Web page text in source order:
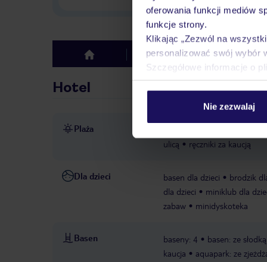
oferowania funkcji mediów
funkcje strony.
Klikając „Zezwól na
personalizować swój wybór
Szczegółowe informacje o
Nie zezwalaj
top Hotel Opinie
Hotel
Plaża
ulicą
ręczniki za kaucją
Dla dzieci basen dla dzieci brodzik
dla dzieci
miniklub dla
zabaw
minidyskoteka
Basen baseny: 4 basen: ze
kaucja
aquapark: ze